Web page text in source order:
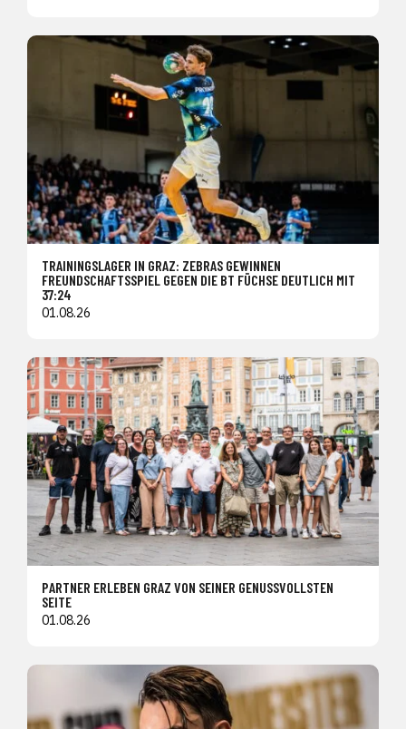
TRAININGSLAGER IN GRAZ: ZEBRAS GEWINNEN
FREUNDSCHAFTSSPIEL GEGEN DIE BT FÜCHSE DEUTLICH MIT
37:24
01.08.26
PARTNER ERLEBEN GRAZ VON SEINER GENUSSVOLLSTEN
SEITE
01.08.26